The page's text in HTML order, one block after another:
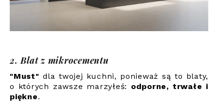
2. Blat z mikrocementu
"Must" dla twojej kuchni, ponieważ są to blaty,
o których zawsze marzyłeś: odporne, trwałe i
piękne.